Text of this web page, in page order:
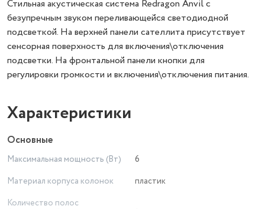
Стильная акустическая система Redragon Anvil с
безупречным звуком переливающейся светодиодной
подсветкой. На верхней панели сателлита присутствует
сенсорная поверхность для включения\отключения
подсветки. На фронтальной панели кнопки для
регулировки громкости и включения\отключения питания.
Характеристики
Основные
Максимальная мощность (Вт)
6
Материал корпуса колонок
пластик
Количество полос